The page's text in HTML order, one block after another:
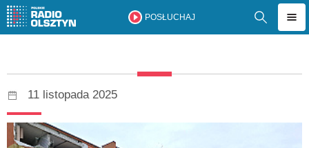
POSŁUCHAJ
11 listopada 2025